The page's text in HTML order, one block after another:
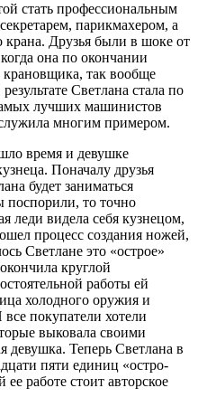
стать профессиональным
парикмахером, а
Друзья были в шоке от
она по окончании
так вообще
Светлана стала по
лучших машинистов
многим примером.
время и девушке
Поначалу друзья
будет заниматься
поспорили, то точно
леди видела себя кузнецом,
процесс создания ножей,
Светлане это «острое»
круглой
работы ей
холодного оружия и
покупатели хотели
выковала своими
девушка. Теперь Светлана в
пяти единиц «остро-
работе стоит авторское